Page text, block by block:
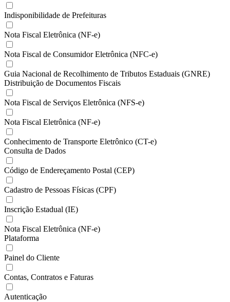
Indisponibilidade de Prefeituras
Nota Fiscal Eletrônica (NF-e)
Nota Fiscal de Consumidor Eletrônica (NFC-e)
Guia Nacional de Recolhimento de Tributos Estaduais (GNRE)
Distribuição de Documentos Fiscais
Nota Fiscal de Serviços Eletrônica (NFS-e)
Nota Fiscal Eletrônica (NF-e)
Conhecimento de Transporte Eletrônico (CT-e)
Consulta de Dados
Código de Endereçamento Postal (CEP)
Cadastro de Pessoas Físicas (CPF)
Inscrição Estadual (IE)
Nota Fiscal Eletrônica (NF-e)
Plataforma
Painel do Cliente
Contas, Contratos e Faturas
Autenticação